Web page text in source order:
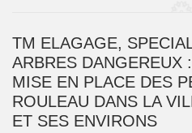
TM ELAGAGE,
ARBRES DANGEREUX
MISE EN PLACE DES
ROULEAU DANS LA
ET SES ENVIRONS